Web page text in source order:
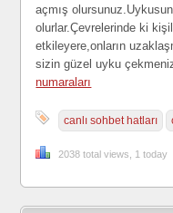
açmış
olurlar.Çevrelerinde ki
etkileyere,onların
sizin güzel uyku
numaraları
canlı sohbet hatları
2038 total views, 1 today